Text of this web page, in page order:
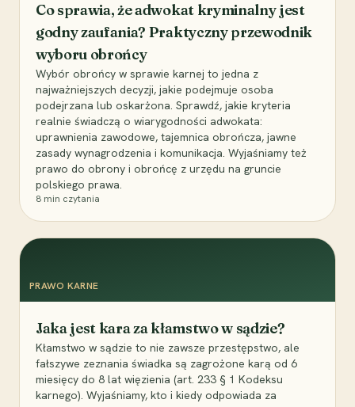
Co sprawia, że adwokat kryminalny jest
godny zaufania? Praktyczny przewodnik
wyboru obrońcy
Wybór obrońcy w sprawie karnej to jedna z
najważniejszych decyzji, jakie podejmuje osoba
podejrzana lub oskarżona. Sprawdź, jakie kryteria
realnie świadczą o wiarygodności adwokata:
uprawnienia zawodowe, tajemnica obrończa, jawne
zasady wynagrodzenia i komunikacja. Wyjaśniamy też
prawo do obrony i obrońcę z urzędu na gruncie
polskiego prawa.
8 min czytania
PRAWO KARNE
Jaka jest kara za kłamstwo w sądzie?
Kłamstwo w sądzie to nie zawsze przestępstwo, ale
fałszywe zeznania świadka są zagrożone karą od 6
miesięcy do 8 lat więzienia (art. 233 § 1 Kodeksu
karnego). Wyjaśniamy, kto i kiedy odpowiada za